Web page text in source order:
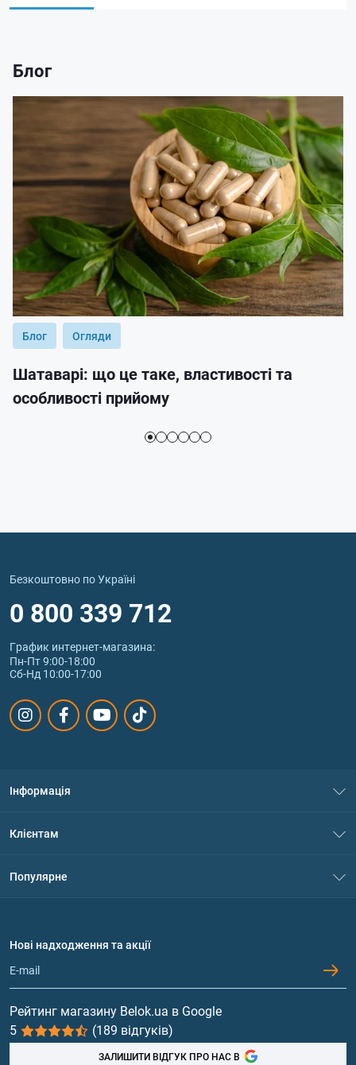
Блог
Блог Огляди
Шатаварі: що це таке, властивості та
особливості прийому
Безкоштовно по Україні
0 800 339 712
График интернет‑магазина:
Пн-Пт 9:00-18:00
Сб-Нд 10:00-17:00
Інформація
Політика конфіденційності
Обмін та повернення
Клієнтам
Популярне
Протеїн
Гейнери
Вітаміни та мінерали
Риб'ячий жир, жирні кислоти
Нові надходження та акції
Рейтинг магазину Belok.ua в Google
5
(189 відгуків)
ЗАЛИШИТИ ВІДГУК ПРО НАС В